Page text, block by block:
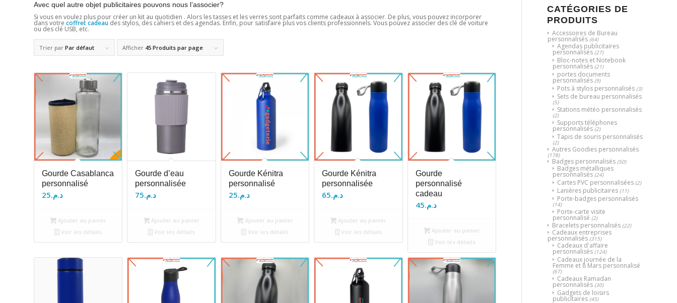
Avec quel autre objet publicitaires pouvons nous l’associer?
Si vous en voulez plus pour créer un kit au quotidien . Alors les tasses et les verres sont parfaits comme cadeaux à associer. De plus, vous pouvez incorporer
dans votre coffret cadeau des stylos, des cahiers et des agendas. Enfin, pour satisfaire plus vos clients professionnels. Vous pouvez associer des clé de voiture
ou des clé USB, etc.
Trier par Par défaut Afficher 45 Produits par page
Gourde Casablanca
personnalisé
د.م.25
Ajouter au panier
Voir les détails
Gourde d’eau
personnalisée
د.م.75
Ajouter au panier
Voir les détails
Gourde Kénitra
personnalisé
د.م.25
Ajouter au panier
Voir les détails
Gourde Kénitra
personnalisée
د.م.65
Ajouter au panier
Voir les détails
Gourde
personnalisé
cadeau
د.م.45
Ajouter au panier
Voir les détails
CATÉGORIES DE
PRODUITS
Accessoires de Bureau
personnalisés (64)
Agendas publicitaires
personnalisés (27)
Bloc-notes et Notebook
personnalisés (21)
portes documents
personnalisés (9)
Pots à stylos personnalisés (3)
Sets de bureau personnalisés
(5)
Stations météo personnalisés
(2)
Supports téléphones
personnalisés (2)
Tapis de souris personnalisés
(2)
Autres Goodies personnalisés
(178)
Badges personnalisés (50)
Badges métalliques
personnalisés (24)
Cartes PVC personnalisées (2)
Lanières publicitaires (11)
Porte-badges personnalisés
(14)
Porte-carte visite
personnalisé (2)
Bracelets personnalisés (22)
Cadeaux entreprises
personnalisés (315)
Cadeaux d'affaire
personnalisés (124)
Cadeaux journée de la
Femme et 8 Mars personnalisé
(67)
Cadeaux Ramadan
personnalisés (30)
Gadgets de loisirs
publicitaires (45)